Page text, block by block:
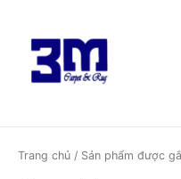
Trang chủ / Sản phẩm được